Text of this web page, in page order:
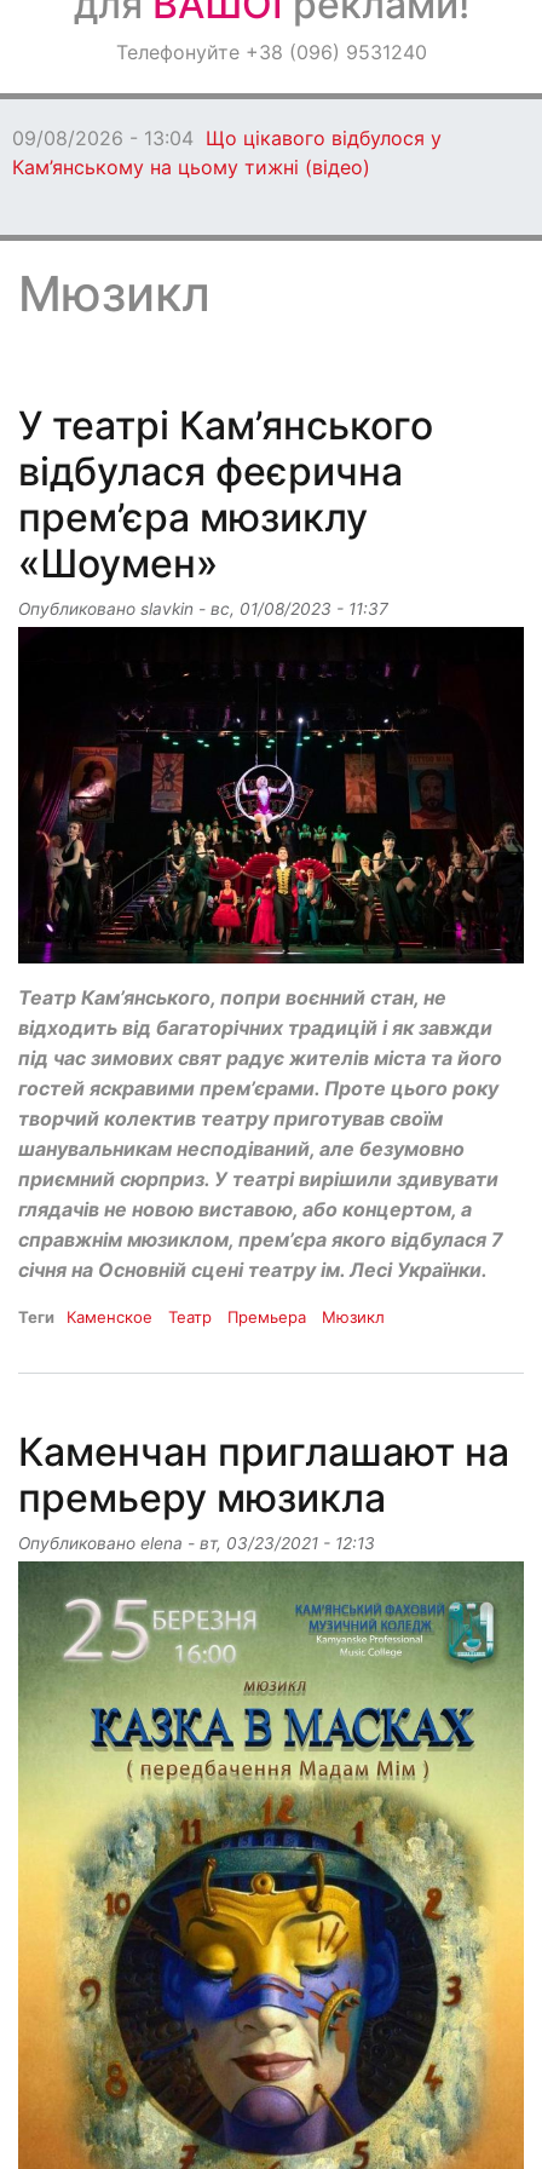
ОголошенняТелефонуйте +38 (096) 9531240
09/08/2026 - 13:04 Що цікавого відбулося у
Кам’янському на цьому тижні (відео)
Мюзикл
У театрі Кам’янського
відбулася феєрична
прем’єра мюзиклу
«Шоумен»
Опубликовано slavkin - вс, 01/08/2023 - 11:37
Театр Кам’янського, попри воєнний стан, не
відходить від багаторічних традицій і як завжди
під час зимових свят радує жителів міста та його
гостей яскравими прем’єрами. Проте цього року
творчий колектив театру приготував своїм
шанувальникам несподіваний, але безумовно
приємний сюрприз. У театрі вирішили здивувати
глядачів не новою виставою, або концертом, а
справжнім мюзиклом, прем’єра якого відбулася 7
січня на Основній сцені театру ім. Лесі Українки.
Теги Каменское Театр Премьера Мюзикл
Каменчан приглашают на
премьеру мюзикла
Опубликовано elena - вт, 03/23/2021 - 12:13